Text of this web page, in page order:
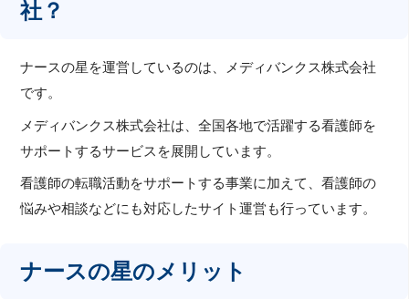
社？
ナースの星を運営しているのは、メディバンクス株式会社
です。
メディバンクス株式会社は、全国各地で活躍する看護師を
サポートするサービスを展開しています。
看護師の転職活動をサポートする事業に加えて、看護師の
悩みや相談などにも対応したサイト運営も行っています。
ナースの星のメリット